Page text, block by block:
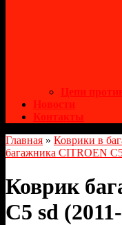
Цепи
Новости
Контакты
Главная » Коврики в
багажника CITROEN
Коврик
C5 sd